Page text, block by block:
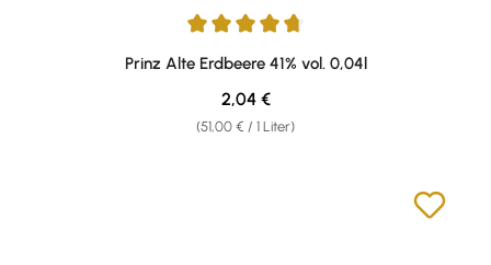
Durchschnittliche Bewertung von 4.67 von 5 Sternen
Prinz Alte Erdbeere 41% vol. 0,04l
(51,00 € / 1 Liter)
Regulärer Preis:
2,04 €